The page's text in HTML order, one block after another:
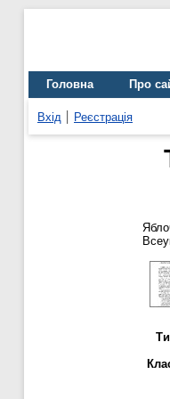
Головна Про
Вхід Реєстрація